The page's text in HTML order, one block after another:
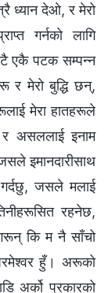
ध्यान देओ, र मेरो
गर्नको लागि
एकै पटक सम्पन्न
र मेरो बुद्धि छन्,
मेरा हातहरूले
असललाई इनाम
इमानदारीसाथ
गर्दछु, जसले मलाई
रहनेछ,
कि म नै साँचो
हुँ। अरूको
अर्को प्रकारको